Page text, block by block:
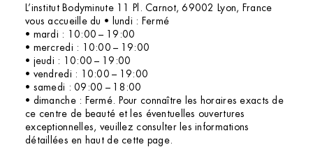
L’institut Bodyminute 11 Pl. Carnot, 69002 Lyon, France
vous accueille du • lundi : Fermé
• mardi : 10:00 – 19:00
• mercredi : 10:00 – 19:00
• jeudi : 10:00 – 19:00
• vendredi : 10:00 – 19:00
• samedi : 09:00 – 18:00
• dimanche : Fermé. Pour connaître les horaires exacts de
ce centre de beauté et les éventuelles ouvertures
exceptionnelles, veuillez consulter les informations
détaillées en haut de cette page.